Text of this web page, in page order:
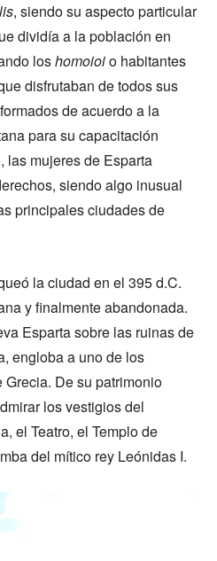
, siendo su aspecto particular
dividía a la población en
loshomoioio habitantes
disfrutaban de todos sus
de acuerdo a la
para su capacitación
las mujeres de Esparta
siendo algo inusual
principales ciudades de
la ciudad en el 395 d.C.
y finalmente abandonada.
Esparta sobre las ruinas de
engloba a uno de los
De su patrimonio
los vestigios del
el Teatro, el Templo de
del mítico rey Leónidas I.